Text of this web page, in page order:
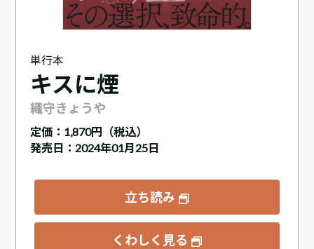
単行本
キスに煙
織守きょうや
定価： 1,870円（税込）
発売日：2024年01月25日
立ち読み
くわしく見る